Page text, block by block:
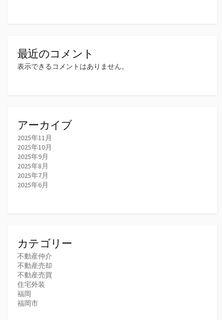
最近のコメント
表示できるコメントはありません。
アーカイブ
2025年11月
2025年10月
2025年9月
2025年8月
2025年7月
2025年6月
カテゴリー
不動産仲介
不動産売却
不動産売買
住宅外装
福岡
福岡市